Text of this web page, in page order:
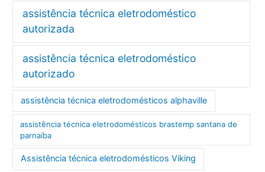
assistência técnica eletrodoméstico
autorizada
assistência técnica eletrodoméstico
autorizado
assistência técnica eletrodomésticos alphaville
assistência técnica eletrodomésticos brastemp santana de
parnaíba
Assistência técnica eletrodomésticos Viking